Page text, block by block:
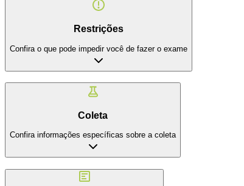
Restrições
Confira o que pode impedir você de fazer o exame
Coleta
Confira informações específicas sobre a coleta